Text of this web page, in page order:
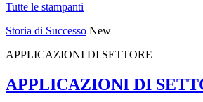
Tutte le stampanti
Storia di Successo New
APPLICAZIONI DI SETTORE
APPLICAZIONI DI